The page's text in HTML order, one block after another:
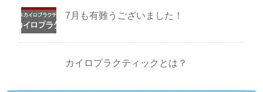
7月も有難うございました！
カイロプラクティックとは？